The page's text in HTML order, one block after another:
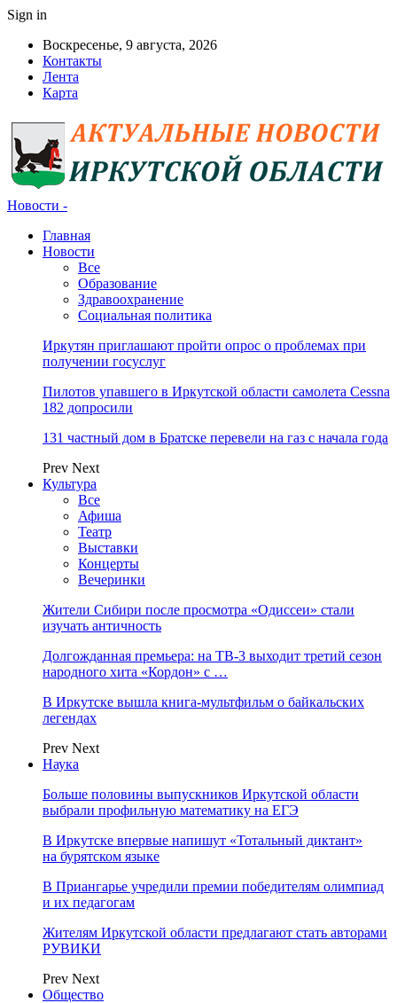
Sign in
Воскресенье, 9 августа, 2026
Контакты
Лента
Карта
Новости -
Главная
Новости
Все
Образование
Здравоохранение
Социальная политика
Иркутян приглашают пройти опрос о проблемах при
получении госуслуг
Пилотов упавшего в Иркутской области самолета Cessna
182 допросили
131 частный дом в Братске перевели на газ с начала года
Prev Next
Культура
Все
Афиша
Театр
Выставки
Концерты
Вечеринки
Жители Сибири после просмотра «Одиссеи» стали
изучать античность
Долгожданная премьера: на ТВ-3 выходит третий сезон
народного хита «Кордон» с …
В Иркутске вышла книга-мультфильм о байкальских
легендах
Prev Next
Наука
Больше половины выпускников Иркутской области
выбрали профильную математику на ЕГЭ
В Иркутске впервые напишут «Тотальный диктант»
на бурятском языке
В Приангарье учредили премии победителям олимпиад
и их педагогам
Жителям Иркутской области предлагают стать авторами
РУВИКИ
Prev Next
Общество